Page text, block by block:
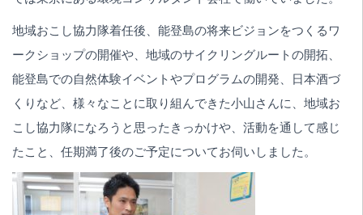
地域おこし協力隊着任後、能登島の将来ビジョンをつくるワ
ークショップの開催や、地域のサイクリングルートの開拓、
能登島での自然体験イベントやプログラムの開発、日本酒づ
くりなど、様々なことに取り組んできた小山さんに、地域お
こし協力隊になろうと思ったきっかけや、活動を通して感じ
たこと、任期満了後のご予定についてお伺いしました。